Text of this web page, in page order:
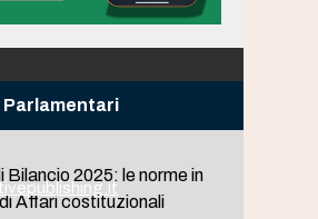
Parlamentari
Bilancio 2025: le norme in
Affari costituzionali